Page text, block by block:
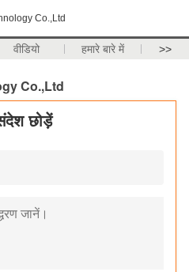
Co.,Ltd
वीडियो हमारे बारे में >>
Co.,Ltd
छोड़ें